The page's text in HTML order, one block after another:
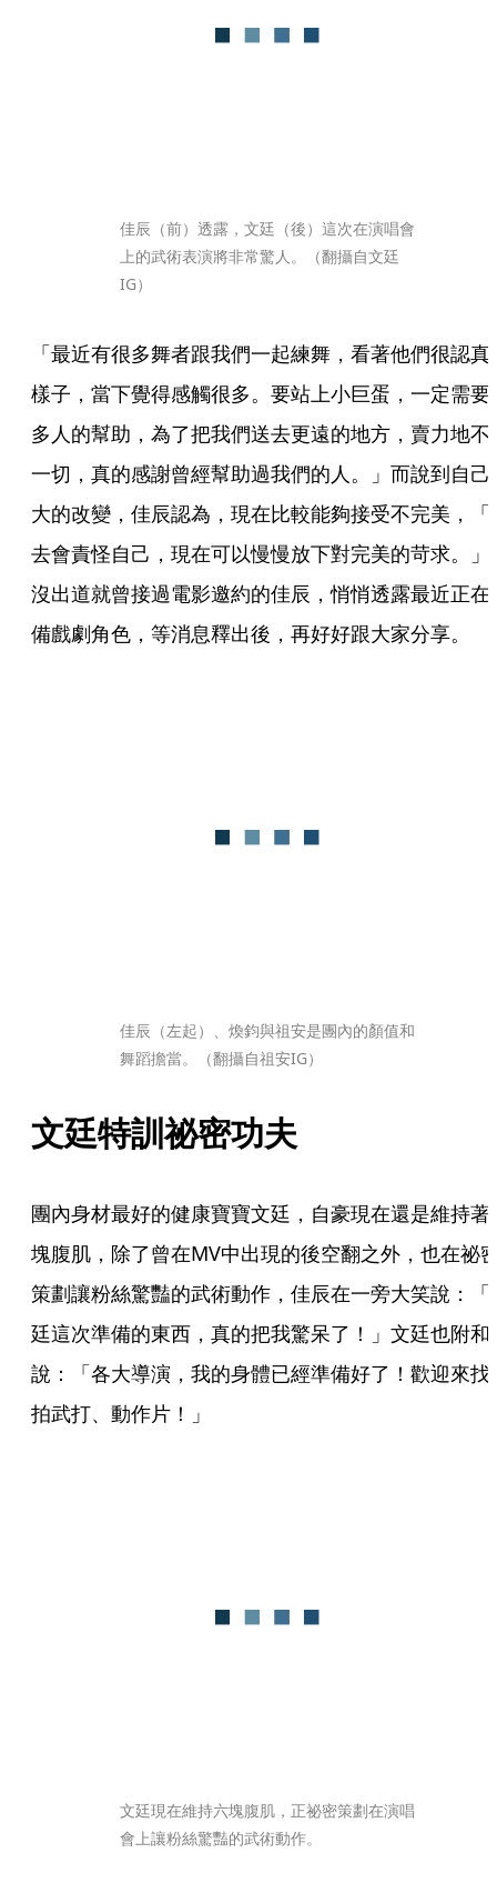
佳辰（前）透露，文廷（後）這次在演唱會
上的武術表演將非常驚人。（翻攝自文廷
IG）
「最近有很多舞者跟我們一起練舞，看著他們很認真
樣子，當下覺得感觸很多。要站上小巨蛋，一定需要
多人的幫助，為了把我們送去更遠的地方，賣力地不
一切，真的感謝曾經幫助過我們的人。」而說到自己
大的改變，佳辰認為，現在比較能夠接受不完美，「
去會責怪自己，現在可以慢慢放下對完美的苛求。」
沒出道就曾接過電影邀約的佳辰，悄悄透露最近正在
備戲劇角色，等消息釋出後，再好好跟大家分享。
佳辰（左起）、煥鈞與祖安是團內的顏值和
舞蹈擔當。（翻攝自祖安IG）
文廷特訓祕密功夫
團內身材最好的健康寶寶文廷，自豪現在還是維持著
塊腹肌，除了曾在MV中出現的後空翻之外，也在祕
策劃讓粉絲驚豔的武術動作，佳辰在一旁大笑說：「
廷這次準備的東西，真的把我驚呆了！」文廷也附和
說：「各大導演，我的身體已經準備好了！歡迎來找
拍武打、動作片！」
文廷現在維持六塊腹肌，正祕密策劃在演唱
會上讓粉絲驚豔的武術動作。